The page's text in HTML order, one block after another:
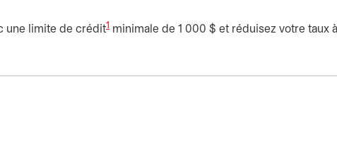
une limite de crédit1 minimale de 1 000 $ et réduisez votre taux